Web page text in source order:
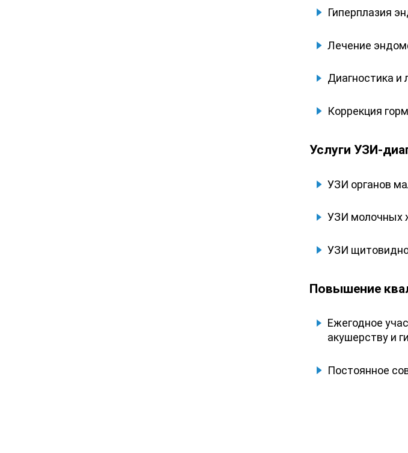
Гиперплазия
Лечение
Диагностика и
Коррекция
Услуги УЗИ-
УЗИ органов
УЗИ молочных
УЗИ
Повышение
Ежегодное
акушерству и
Постоянное